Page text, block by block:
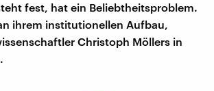
fest, hat ein Beliebtheitsproblem.
ihrem institutionellen Aufbau,
Christoph Möllers in